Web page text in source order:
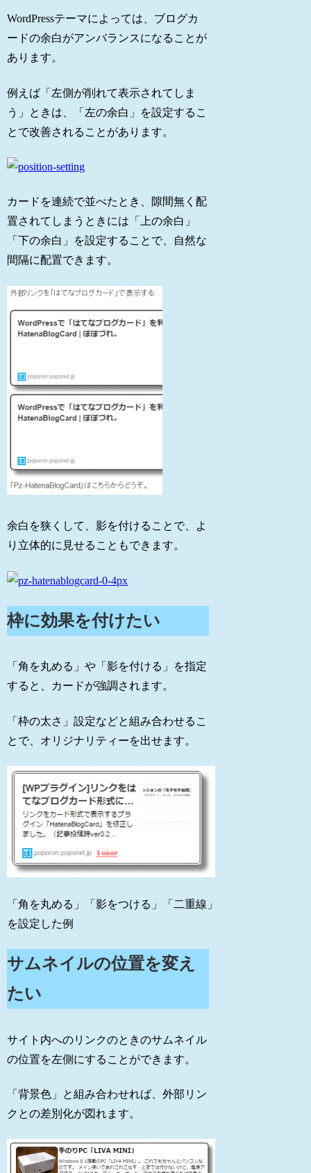
WordPressテーマによっては、ブログカ
ードの余白がアンバランスになることが
あります。
例えば「左側が削れて表示されてしま
う」ときは、「左の余白」を設定するこ
とで改善されることがあります。
カードを連続で並べたとき、隙間無く配
置されてしまうときには「上の余白」
「下の余白」を設定することで、自然な
間隔に配置できます。
余白を狭くして、影を付けることで、よ
り立体的に見せることもできます。
枠に効果を付けたい
「角を丸める」や「影を付ける」を指定
すると、カードが強調されます。
「枠の太さ」設定などと組み合わせるこ
とで、オリジナリティーを出せます。
「角を丸める」「影をつける」「二重線」
を設定した例
サムネイルの位置を変え
たい
サイト内へのリンクのときのサムネイル
の位置を左側にすることができます。
「背景色」と組み合わせれば、外部リン
クとの差別化が図れます。